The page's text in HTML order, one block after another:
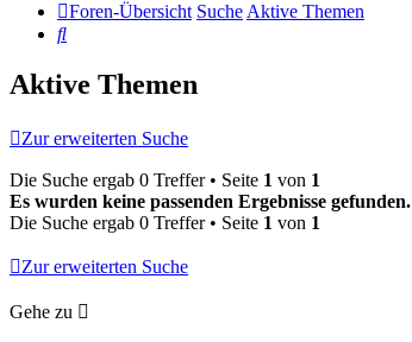
Foren-Übersicht SucheAktive Themen
Suche
Aktive Themen
Zur erweiterten Suche
Die Suche ergab 0 Treffer • Seite 1 von 1
Es wurden keine passenden Ergebnisse gefunden.
Die Suche ergab 0 Treffer • Seite 1 von 1
Zur erweiterten Suche
Gehe zu